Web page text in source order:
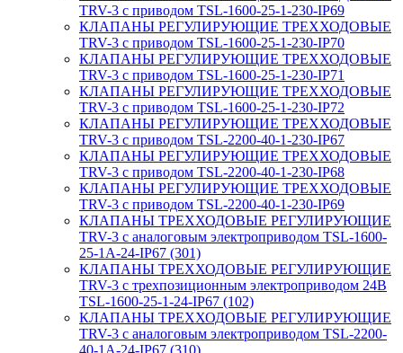
TRV-3 с приводом TSL-1600-25-1-230-IP69
КЛАПАНЫ РЕГУЛИРУЮЩИЕ ТРЕХХОДОВЫЕ
TRV-3 с приводом TSL-1600-25-1-230-IP70
КЛАПАНЫ РЕГУЛИРУЮЩИЕ ТРЕХХОДОВЫЕ
TRV-3 с приводом TSL-1600-25-1-230-IP71
КЛАПАНЫ РЕГУЛИРУЮЩИЕ ТРЕХХОДОВЫЕ
TRV-3 с приводом TSL-1600-25-1-230-IP72
КЛАПАНЫ РЕГУЛИРУЮЩИЕ ТРЕХХОДОВЫЕ
TRV-3 с приводом TSL-2200-40-1-230-IP67
КЛАПАНЫ РЕГУЛИРУЮЩИЕ ТРЕХХОДОВЫЕ
TRV-3 с приводом TSL-2200-40-1-230-IP68
КЛАПАНЫ РЕГУЛИРУЮЩИЕ ТРЕХХОДОВЫЕ
TRV-3 с приводом TSL-2200-40-1-230-IP69
КЛАПАНЫ ТРЕХХОДОВЫЕ РЕГУЛИРУЮЩИЕ
TRV-3 с аналоговым электроприводом TSL-1600-
25-1А-24-IP67 (301)
КЛАПАНЫ ТРЕХХОДОВЫЕ РЕГУЛИРУЮЩИЕ
TRV-3 с трехпозиционным электроприводом 24В
TSL-1600-25-1-24-IP67 (102)
КЛАПАНЫ ТРЕХХОДОВЫЕ РЕГУЛИРУЮЩИЕ
TRV-3 с аналоговым электроприводом TSL-2200-
40-1А-24-IP67 (310)